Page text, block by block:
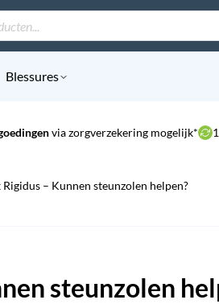
Blessures
via zorgverzekering mogelijk*
– Kunnen steunzolen helpen?
steunzolen